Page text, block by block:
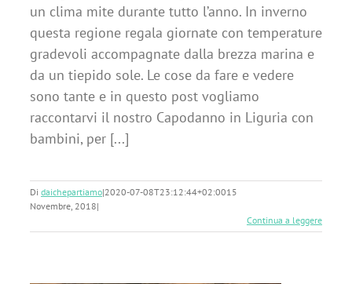
un clima mite durante tutto l’anno. In inverno
questa regione regala giornate con temperature
gradevoli accompagnate dalla brezza marina e
da un tiepido sole. Le cose da fare e vedere
sono tante e in questo post vogliamo
raccontarvi il nostro Capodanno in Liguria con
bambini, per [...]
Di daichepartiamo|2020-07-08T23:12:44+02:0015
Novembre, 2018|
Continua a leggere